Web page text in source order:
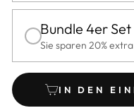
Bundle 4er Set
Sie sparen 20% extra
IN DEN